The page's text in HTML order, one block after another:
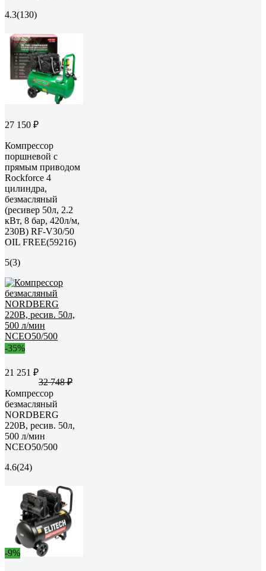
4.3(130)
27 150 ₽
Компрессор
поршневой с
прямым приводом
Rockforce 4
цилиндра,
безмасляный
(ресивер 50л, 2.2
кВт, 8 бар, 420л/м,
230В) RF-V30/50
OIL FREE(59216)
5(3)
-35%
21 251 ₽
32 748 ₽
Компрессор
безмасляный
NORDBERG
220В, ресив. 50л,
500 л/мин
NCEO50/500
4.6(24)
-9%